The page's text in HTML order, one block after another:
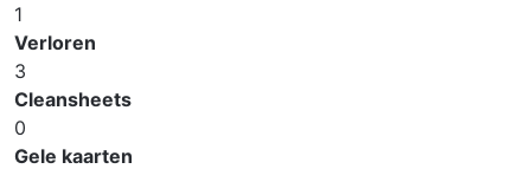
1
Verloren
3
Cleansheets
0
Gele kaarten